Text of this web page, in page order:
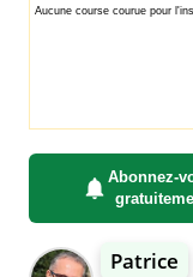
Abonnez-
Patrice